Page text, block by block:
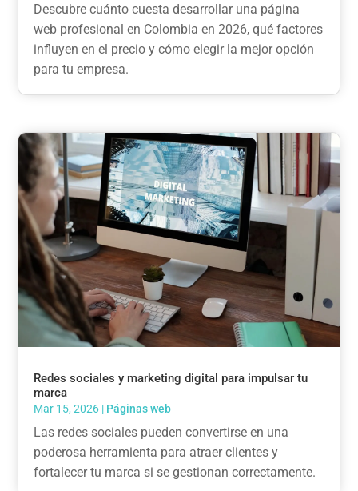
Descubre cuánto cuesta desarrollar una página
web profesional en Colombia en 2026, qué factores
influyen en el precio y cómo elegir la mejor opción
para tu empresa.
Redes sociales y marketing digital para impulsar tu
marca
Mar 15, 2026 | Páginas web
Las redes sociales pueden convertirse en una
poderosa herramienta para atraer clientes y
fortalecer tu marca si se gestionan correctamente.